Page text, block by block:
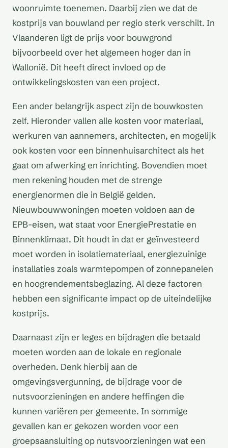
woonruimte toenemen. Daarbij zien we dat de
kostprijs van bouwland per regio sterk verschilt. In
Vlaanderen ligt de prijs voor bouwgrond
bijvoorbeeld over het algemeen hoger dan in
Wallonië. Dit heeft direct invloed op de
ontwikkelingskosten van een project.
Een ander belangrijk aspect zijn de bouwkosten
zelf. Hieronder vallen alle kosten voor materiaal,
werkuren van aannemers, architecten, en mogelijk
ook kosten voor een binnenhuisarchitect als het
gaat om afwerking en inrichting. Bovendien moet
men rekening houden met de strenge
energienormen die in België gelden.
Nieuwbouwwoningen moeten voldoen aan de
EPB-eisen, wat staat voor EnergiePrestatie en
Binnenklimaat. Dit houdt in dat er geïnvesteerd
moet worden in isolatiemateriaal, energiezuinige
installaties zoals warmtepompen of zonnepanelen
en hoogrendementsbeglazing. Al deze factoren
hebben een significante impact op de uiteindelijke
kostprijs.
Daarnaast zijn er leges en bijdragen die betaald
moeten worden aan de lokale en regionale
overheden. Denk hierbij aan de
omgevingsvergunning, de bijdrage voor de
nutsvoorzieningen en andere heffingen die
kunnen variëren per gemeente. In sommige
gevallen kan er gekozen worden voor een
groepsaansluiting op nutsvoorzieningen wat een